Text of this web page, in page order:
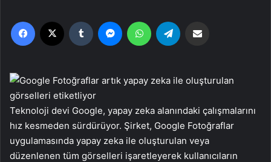
Facebook Tumblr MessengerWhatsApp
Teknoloji devi Google, yapay zeka alanındaki çalışmalarını
hız kesmeden sürdürüyor. Şirket, Google Fotoğraflar
uygulamasında yapay zeka ile oluşturulan veya
düzenlenen tüm görselleri işaretleyerek kullanıcıların